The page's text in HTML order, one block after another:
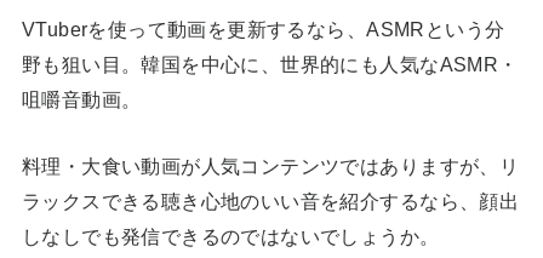
VTuberを使って動画を更新するなら、ASMRという分
野も狙い目。韓国を中心に、世界的にも人気なASMR・
咀嚼音動画。
料理・大食い動画が人気コンテンツではありますが、リ
ラックスできる聴き心地のいい音を紹介するなら、顔出
しなしでも発信できるのではないでしょうか。